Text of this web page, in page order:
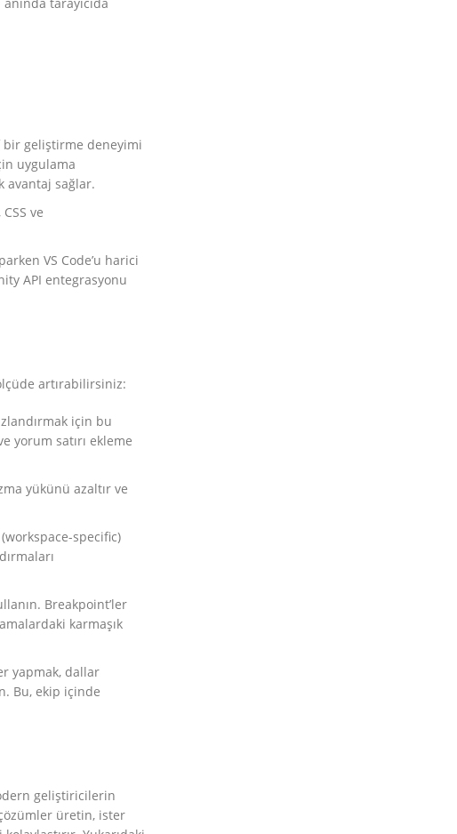
bir geliştirme deneyimi
uygulama
avantaj sağlar.
ve
VS Code’u harici
API entegrasyonu
artırabilirsiniz:
için bu
yorum satırı ekleme
yükünü azaltır ve
specific)
Breakpoint’ler
karmaşık
yapmak, dallar
Bu, ekip içinde
geliştiricilerin
üretin, ister